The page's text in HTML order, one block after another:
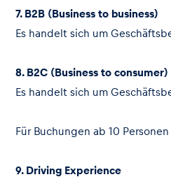
Business
Alle anzeigen
7. B2B (Business to business)
Es handelt sich um
8. B2C (Business to consumer)
Es handelt sich um
Für Buchungen ab 10
9. Driving Experience